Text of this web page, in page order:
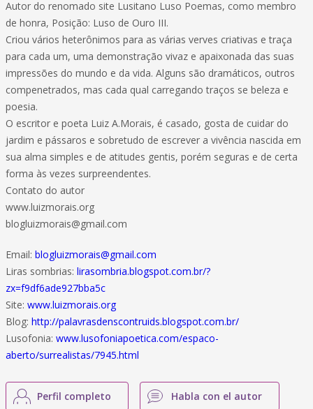
Autor do renomado site Lusitano Luso Poemas, como membro
de honra, Posição: Luso de Ouro III.
Criou vários heterônimos para as várias verves criativas e traça
para cada um, uma demonstração vivaz e apaixonada das suas
impressões do mundo e da vida. Alguns são dramáticos, outros
compenetrados, mas cada qual carregando traços se beleza e
poesia.
O escritor e poeta Luiz A.Morais, é casado, gosta de cuidar do
jardim e pássaros e sobretudo de escrever a vivência nascida em
sua alma simples e de atitudes gentis, porém seguras e de certa
forma às vezes surpreendentes.
Contato do autor
www.luizmorais.org
blogluizmorais@gmail.com
Email: blogluizmorais@gmail.com
Liras sombrias: lirasombria.blogspot.com.br/?
zx=f9df6ade927bba5c
Site: www.luizmorais.org
Blog: http://palavrasdenscontruids.blogspot.com.br/
Lusofonia: www.lusofoniapoetica.com/espaco-
aberto/surrealistas/7945.html
Perfil completo Habla con el autor